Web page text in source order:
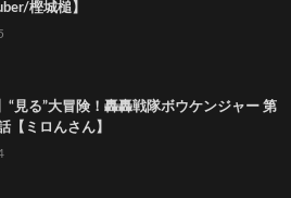
樫城槌】
“見る”大冒険！轟轟戦隊ボウケンジャー 第
【ミロんさん】